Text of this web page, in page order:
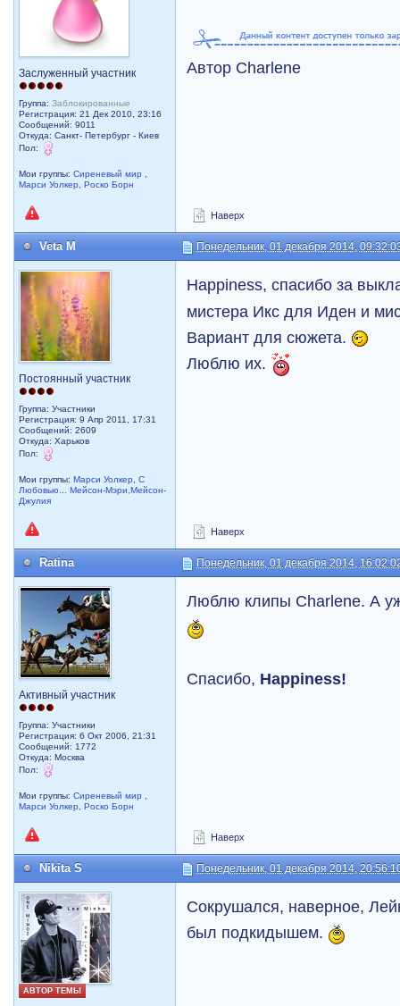
Заслуженный участник
Группа:Заблокированные
Регистрация: 21 Дек 2010, 23:16
Сообщений: 9011
Откуда: Санкт- Петербург - Киев
Пол:
Мои группы:Сиреневый мир ,
Марси Уолкер, Роско Борн
Автор Charlene
Наверх
Veta M Понедельник, 01 декабря 2014,
Постоянный участник
Группа: Участники
Регистрация: 9 Апр 2011, 17:31
Сообщений: 2609
Откуда: Харьков
Пол:
Мои группы: Марси Уолкер,С
Любовью... Мейсон-Мэри,Мейсон-
Джулия
Happiness, спасибо за
мистера Икс для Иден и
Вариант для сюжета.
Люблю их.
Наверх
Ratina Понедельник, 01 декабря 2014,
Активный участник
Группа: Участники
Регистрация: 6 Окт 2006, 21:31
Сообщений: 1772
Откуда: Москва
Пол:
Мои группы:Сиреневый мир ,
Марси Уолкер, Роско Борн
Люблю клипы Charlene. А
Спасибо, Happiness!
Наверх
Nikita S Понедельник, 01 декабря 2014,
АВТОР ТЕМЫ
Сокрушался, наверное,
был подкидышем.